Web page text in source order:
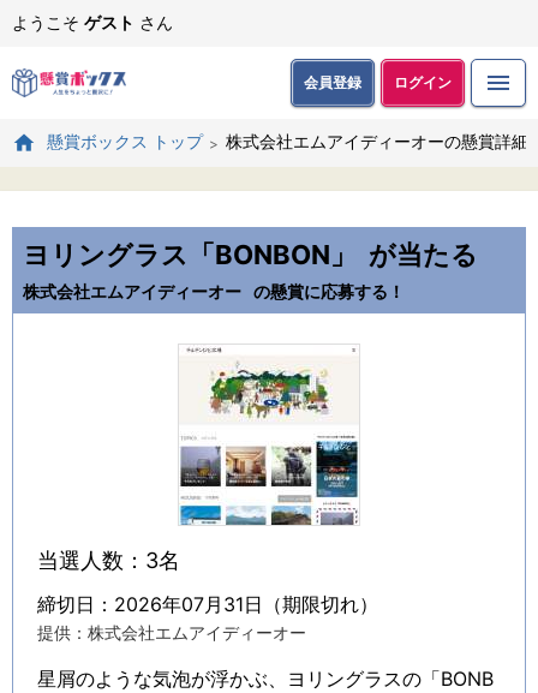
ようこそ ゲスト さん
会員登録 ログイン
懸賞ボックス トップ 株式会社エムアイディーオーの懸賞詳細
ヨリングラス「BONBON」 が当たる
株式会社エムアイディーオー の懸賞に応募する！
当選人数：3名
締切日：2026年07月31日（期限切れ）
提供：株式会社エムアイディーオー
星屑のような気泡が浮かぶ、ヨリングラスの「BONB